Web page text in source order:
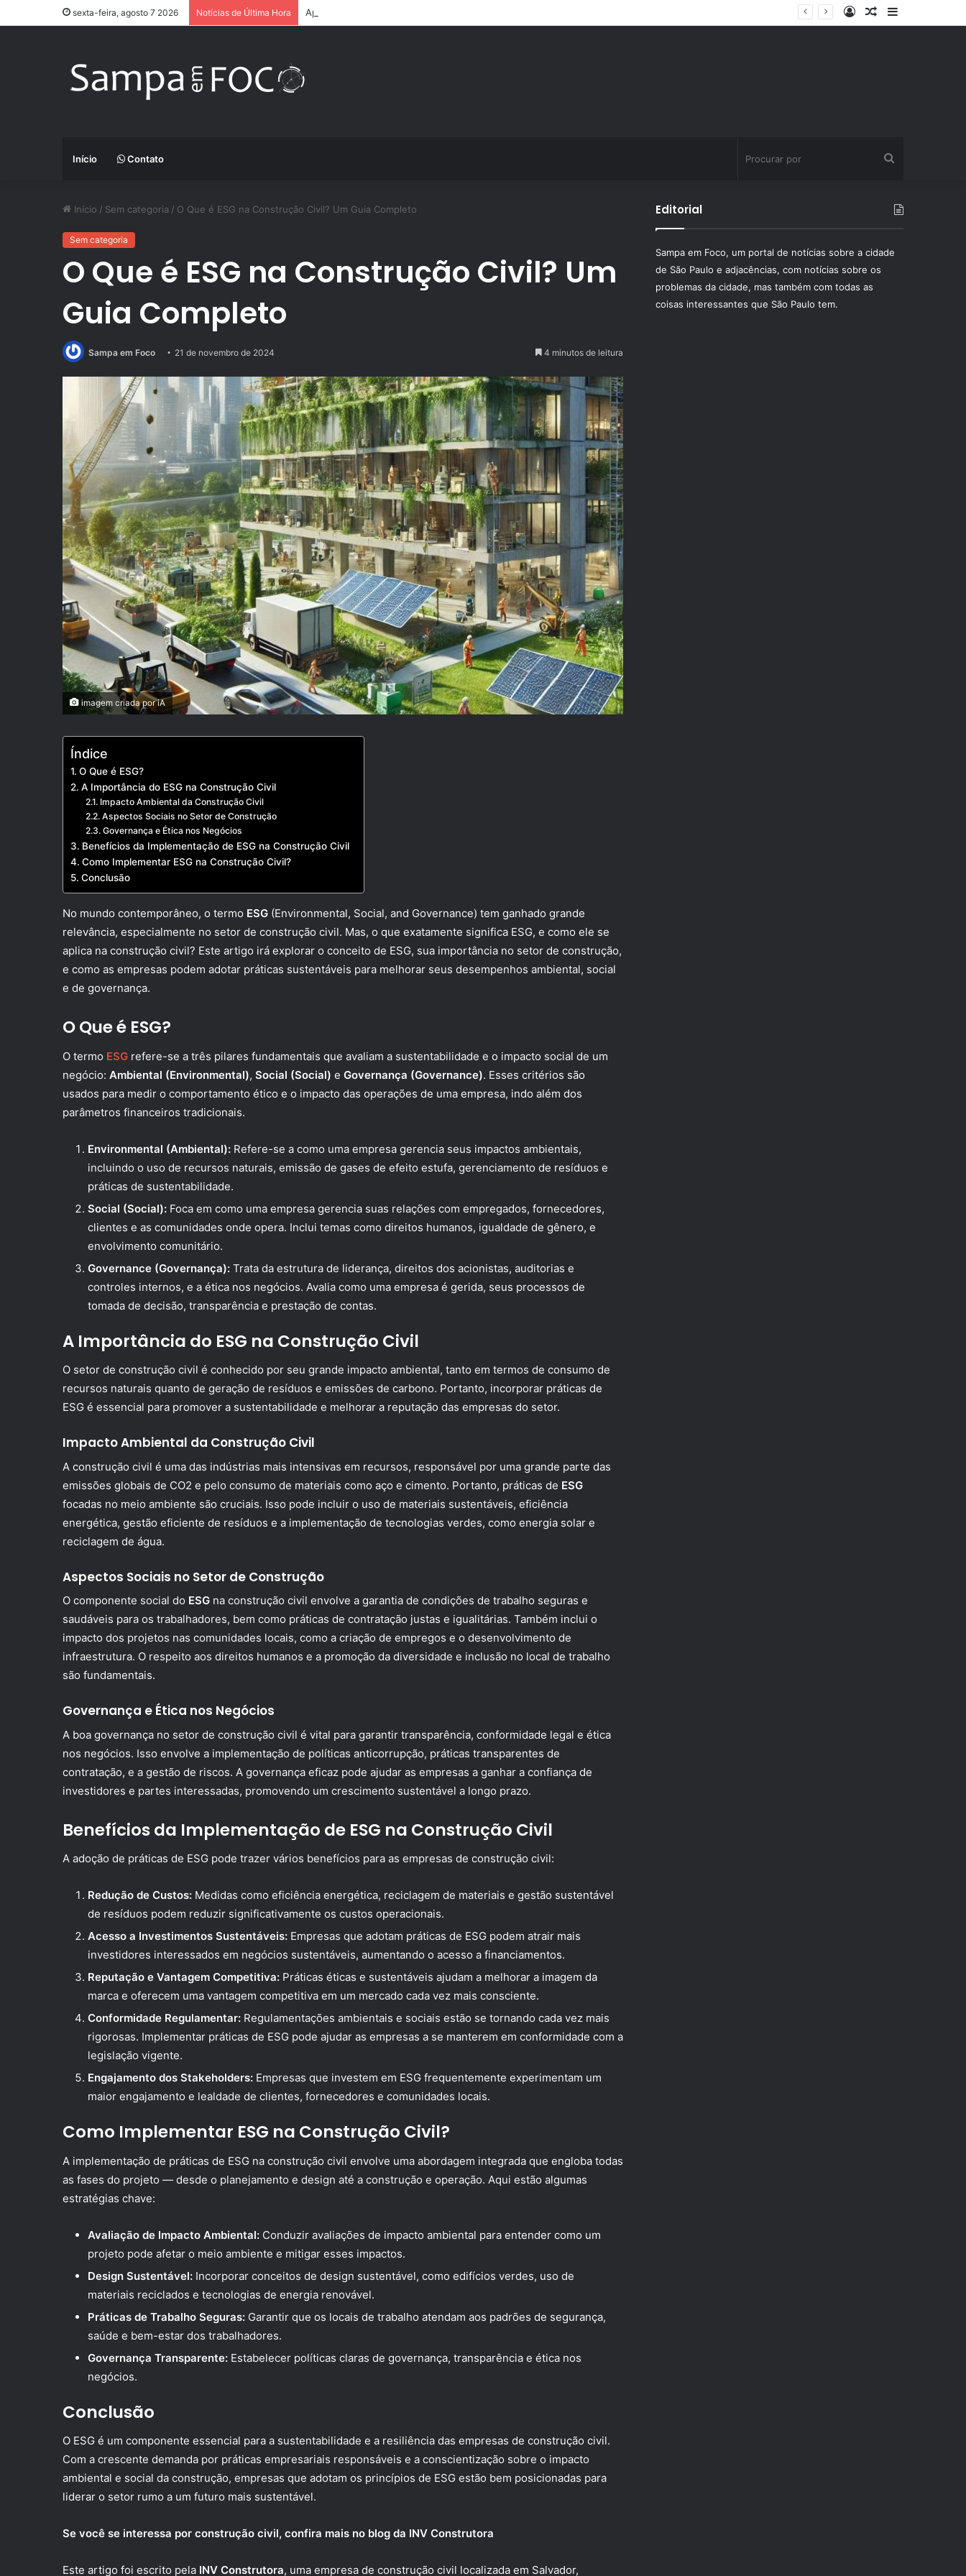
sexta-feira, agosto 7 2026 Notícias de Última Hora Apps de treino personalizado crescem no Brasil e impulsionam modelo de assinatura fitness
Barra
Artigo
Entrar
Início Contato
por
Início / Sem categoria / O Que é ESG na Construção Civil? Um Guia Completo
Sem categoria
O Que é ESG na Construção Civil? Um
Guia Completo
Sampa em Foco 21 de novembro de 2024 4 minutos de leitura
imagem criada por iA
Índice
O Que é ESG?
A Importância do ESG na Construção Civil
Impacto Ambiental da Construção Civil
Aspectos Sociais no Setor de Construção
Governança e Ética nos Negócios
Benefícios da Implementação de ESG na Construção Civil
Como Implementar ESG na Construção Civil?
Conclusão
No mundo contemporâneo, o termo ESG (Environmental, Social, and Governance) tem ganhado grande
relevância, especialmente no setor de construção civil. Mas, o que exatamente significa ESG, e como ele se
aplica na construção civil? Este artigo irá explorar o conceito de ESG, sua importância no setor de construção,
e como as empresas podem adotar práticas sustentáveis para melhorar seus desempenhos ambiental, social
e de governança.
O Que é ESG?
O termo ESG refere-se a três pilares fundamentais que avaliam a sustentabilidade e o impacto social de um
negócio: Ambiental (Environmental), Social (Social) e Governança (Governance). Esses critérios são
usados para medir o comportamento ético e o impacto das operações de uma empresa, indo além dos
parâmetros financeiros tradicionais.
Environmental (Ambiental): Refere-se a como uma empresa gerencia seus impactos ambientais,
incluindo o uso de recursos naturais, emissão de gases de efeito estufa, gerenciamento de resíduos e
práticas de sustentabilidade.
Social (Social): Foca em como uma empresa gerencia suas relações com empregados, fornecedores,
clientes e as comunidades onde opera. Inclui temas como direitos humanos, igualdade de gênero, e
envolvimento comunitário.
Governance (Governança): Trata da estrutura de liderança, direitos dos acionistas, auditorias e
controles internos, e a ética nos negócios. Avalia como uma empresa é gerida, seus processos de
tomada de decisão, transparência e prestação de contas.
A Importância do ESG na Construção Civil
O setor de construção civil é conhecido por seu grande impacto ambiental, tanto em termos de consumo de
recursos naturais quanto de geração de resíduos e emissões de carbono. Portanto, incorporar práticas de
ESG é essencial para promover a sustentabilidade e melhorar a reputação das empresas do setor.
Impacto Ambiental da Construção Civil
A construção civil é uma das indústrias mais intensivas em recursos, responsável por uma grande parte das
emissões globais de CO2 e pelo consumo de materiais como aço e cimento. Portanto, práticas de ESG
focadas no meio ambiente são cruciais. Isso pode incluir o uso de materiais sustentáveis, eficiência
energética, gestão eficiente de resíduos e a implementação de tecnologias verdes, como energia solar e
reciclagem de água.
Aspectos Sociais no Setor de Construção
O componente social do ESG na construção civil envolve a garantia de condições de trabalho seguras e
saudáveis para os trabalhadores, bem como práticas de contratação justas e igualitárias. Também inclui o
impacto dos projetos nas comunidades locais, como a criação de empregos e o desenvolvimento de
infraestrutura. O respeito aos direitos humanos e a promoção da diversidade e inclusão no local de trabalho
são fundamentais.
Governança e Ética nos Negócios
A boa governança no setor de construção civil é vital para garantir transparência, conformidade legal e ética
nos negócios. Isso envolve a implementação de políticas anticorrupção, práticas transparentes de
contratação, e a gestão de riscos. A governança eficaz pode ajudar as empresas a ganhar a confiança de
investidores e partes interessadas, promovendo um crescimento sustentável a longo prazo.
Benefícios da Implementação de ESG na Construção Civil
A adoção de práticas de ESG pode trazer vários benefícios para as empresas de construção civil:
Redução de Custos: Medidas como eficiência energética, reciclagem de materiais e gestão sustentável
de resíduos podem reduzir significativamente os custos operacionais.
Acesso a Investimentos Sustentáveis: Empresas que adotam práticas de ESG podem atrair mais
investidores interessados em negócios sustentáveis, aumentando o acesso a financiamentos.
Reputação e Vantagem Competitiva: Práticas éticas e sustentáveis ajudam a melhorar a imagem da
marca e oferecem uma vantagem competitiva em um mercado cada vez mais consciente.
Conformidade Regulamentar: Regulamentações ambientais e sociais estão se tornando cada vez mais
rigorosas. Implementar práticas de ESG pode ajudar as empresas a se manterem em conformidade com a
legislação vigente.
Engajamento dos Stakeholders: Empresas que investem em ESG frequentemente experimentam um
maior engajamento e lealdade de clientes, fornecedores e comunidades locais.
Como Implementar ESG na Construção Civil?
A implementação de práticas de ESG na construção civil envolve uma abordagem integrada que engloba todas
as fases do projeto — desde o planejamento e design até a construção e operação. Aqui estão algumas
estratégias chave:
Avaliação de Impacto Ambiental: Conduzir avaliações de impacto ambiental para entender como um
projeto pode afetar o meio ambiente e mitigar esses impactos.
Design Sustentável: Incorporar conceitos de design sustentável, como edifícios verdes, uso de
materiais reciclados e tecnologias de energia renovável.
Práticas de Trabalho Seguras: Garantir que os locais de trabalho atendam aos padrões de segurança,
saúde e bem-estar dos trabalhadores.
Governança Transparente: Estabelecer políticas claras de governança, transparência e ética nos
negócios.
Conclusão
O ESG é um componente essencial para a sustentabilidade e a resiliência das empresas de construção civil.
Com a crescente demanda por práticas empresariais responsáveis e a conscientização sobre o impacto
ambiental e social da construção, empresas que adotam os princípios de ESG estão bem posicionadas para
liderar o setor rumo a um futuro mais sustentável.
Se você se interessa por construção civil, confira mais no blog da INV Construtora
Este artigo foi escrito pela INV Construtora, uma empresa de construção civil localizada em Salvador,
Editorial
Sampa em Foco, um portal de notícias sobre a cidade
de São Paulo e adjacências, com notícias sobre os
problemas da cidade, mas também com todas as
coisas interessantes que São Paulo tem.